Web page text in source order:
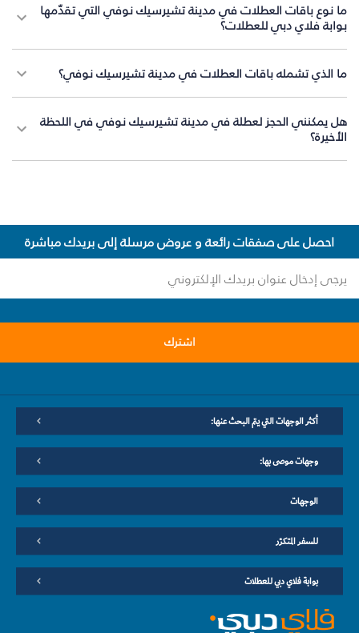
ما نوع باقات العطلات في مدينة تشيرسيك نوفي التي تقدّمها
بوابة فلاي دبي للعطلات؟
ما الذي تشمله باقات العطلات في مدينة تشيرسيك نوفي؟
هل يمكنني الحجز لعطلة في مدينة تشيرسيك نوفي في اللحظة
الأخيرة؟
احصل على صفقات رائعة و عروض مرسلة إلى بريدك مباشرة
اشترك
أكثر الوجهات التي يتم البحث عنها:
وجهات موصى بها:
الوجهات
للسفر المتكرّر
بوابة فلاي دبي للعطلات